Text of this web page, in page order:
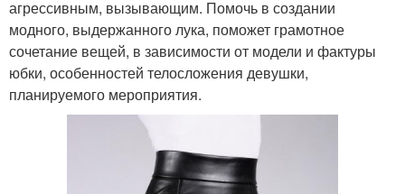
агрессивным, вызывающим. Помочь в создании
модного, выдержанного лука, поможет грамотное
сочетание вещей, в зависимости от модели и фактуры
юбки, особенностей телосложения девушки,
планируемого мероприятия.